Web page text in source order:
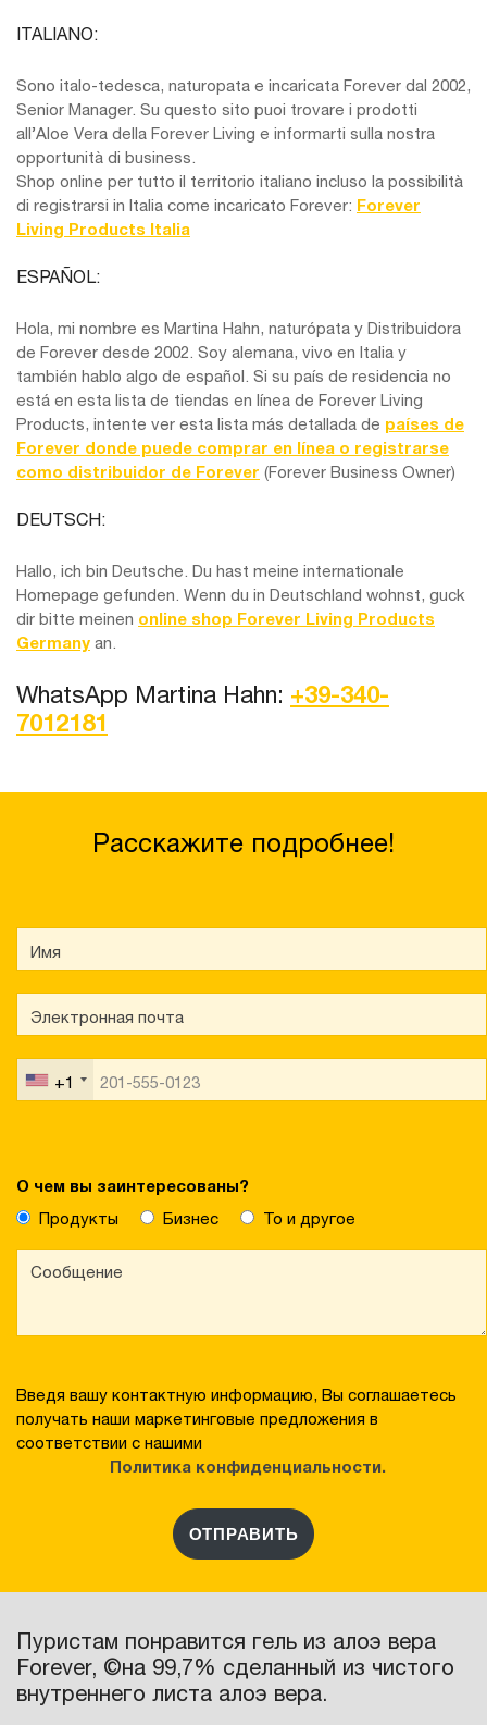
ITALIANO:
Sono italo-tedesca, naturopata e incaricata Forever dal 2002,
Senior Manager. Su questo sito puoi trovare i prodotti
all’Aloe Vera della Forever Living e informarti sulla nostra
opportunità di business.
Shop online per tutto il territorio italiano incluso la possibilità
di registrarsi in Italia come incaricato Forever: Forever
Living Products Italia
ESPAÑOL:
Hola, mi nombre es Martina Hahn, naturópata y Distribuidora
de Forever desde 2002. Soy alemana, vivo en Italia y
también hablo algo de español. Si su país de residencia no
está en esta lista de tiendas en línea de Forever Living
Products, intente ver esta lista más detallada de países de
Forever donde puede comprar en línea o registrarse
como distribuidor de Forever(Forever Business Owner)
DEUTSCH:
Hallo, ich bin Deutsche. Du hast meine internationale
Homepage gefunden. Wenn du in Deutschland wohnst, guck
dir bitte meinen online shop Forever Living Products
Germanyan.
WhatsApp Martina Hahn: +39-340-
7012181
Расскажите подробнее!
+1
О чем вы заинтересованы?
Продукты
Бизнес То и другое
Введя вашу контактную информацию, Вы соглашаетесь
получать наши маркетинговые предложения в
соответствии с нашими
Политика конфиденциальности.
ОТПРАВИТЬ
Пуристам понравится гель из алоэ вера
Forever, ©на 99,7% сделанный из чистого
внутреннего листа алоэ вера.